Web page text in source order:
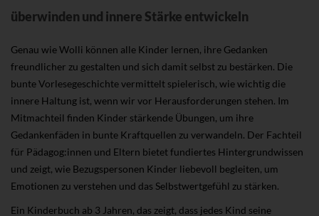
überwinden und innere Stärke entwickeln
Genau wie Wolli können alle Kinder lernen, ihre Gedanken
freundlicher zu gestalten und sich damit selbst zu bestärken. Die
bunte Vorlesegeschichte vermittelt spielerisch, wie wichtig die
innere Haltung ist, wenn wir vor Herausforderungen stehen. Im
Mitmachteil finden Kinder stärkende Übungen, um ihre
Gedankenfäden in bunte Kraftquellen zu verwandeln. Der Fachteil
für Pädagog:innen und Eltern bietet fundiertes Hintergrundwissen
und zeigt, wie Bezugspersonen Kinder liebevoll begleiten, um
Emotionen zu verstehen und das Selbstwertgefühl zu stärken.
Ein Kinderbuch ab 3 Jahren, das zeigt, dass jedes Kind seine